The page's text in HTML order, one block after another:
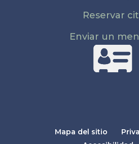
Reservar
Enviar un
Mapa del sitio